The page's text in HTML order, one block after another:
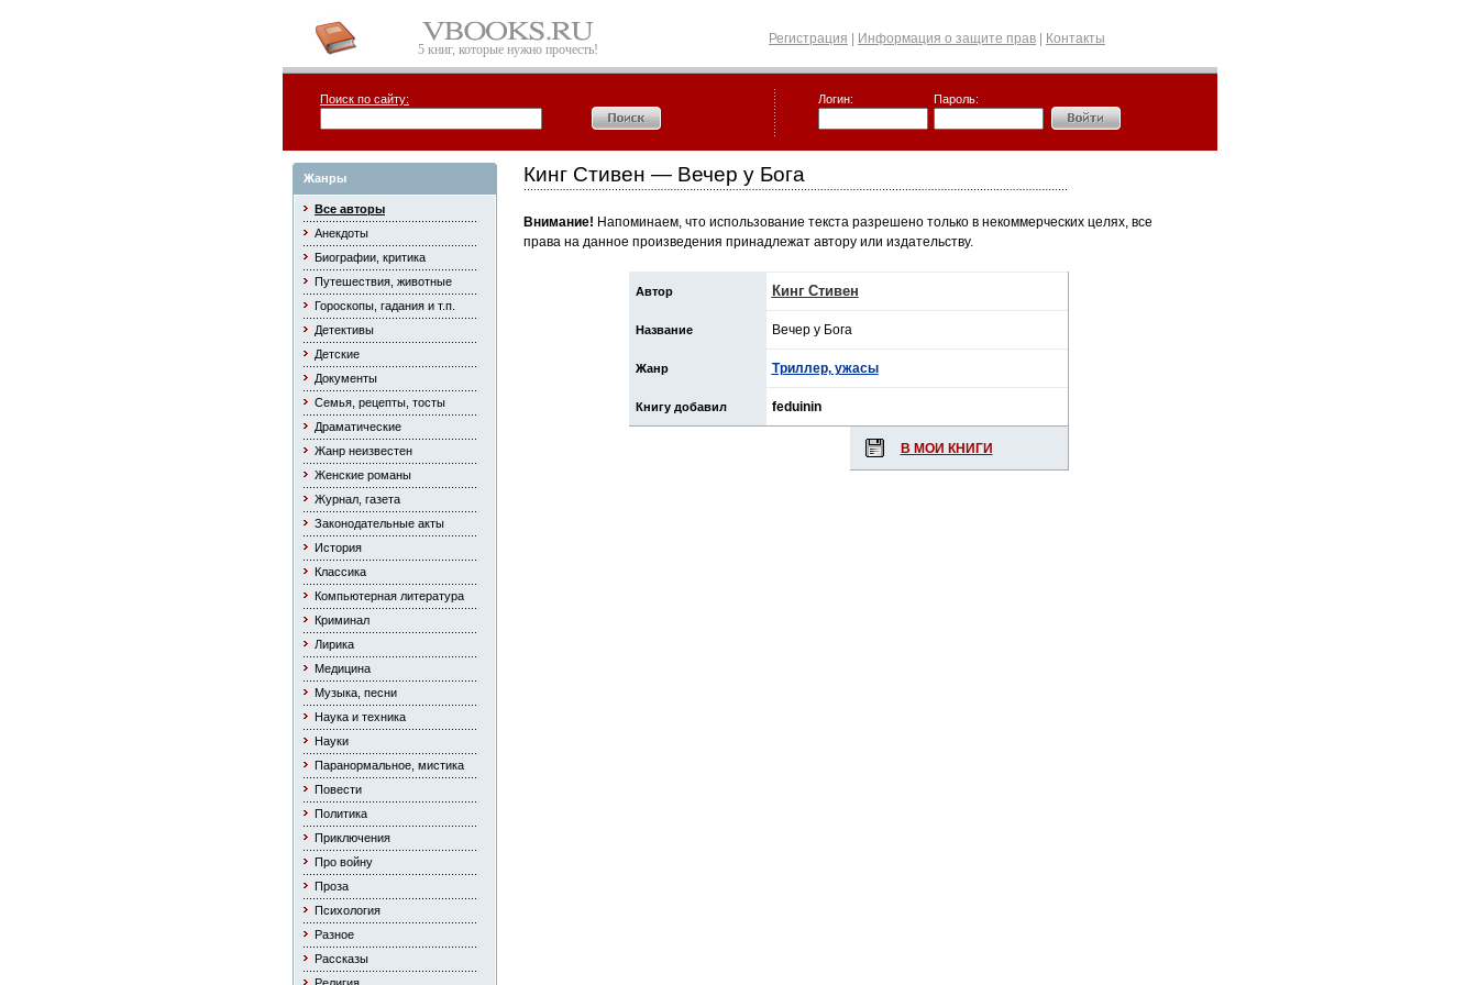
5 книг, которые нужно прочесть!
Регистрация Информация о защите прав Контакты
Поиск по сайту: Логин: Пароль:
Жанры
Все авторы
Анекдоты
Биографии, критика
Путешествия, животные
Гороскопы, гадания и т.п.
Детективы
Детские
Документы
Семья, рецепты, тосты
Драматические
Жанр неизвестен
Женские романы
Журнал, газета
Законодательные акты
История
Классика
Компьютерная литература
Криминал
Лирика
Медицина
Музыка, песни
Наука и техника
Науки
Паранормальное, мистика
Повести
Политика
Приключения
Про войну
Проза
Психология
Разное
Рассказы
Кинг Стивен — Вечер у Бога
Внимание! Напоминаем, что использование текста разрешено только в некоммерческих целях, все
права на данное произведения принадлежат автору или издательству.
Автор Кинг Стивен
Название Вечер у Бога
Жанр Триллер, ужасы
Книгу добавил feduinin
В МОИ КНИГИ